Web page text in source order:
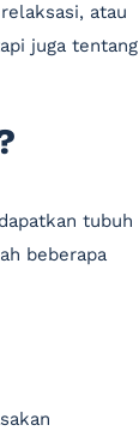
atau
juga tentang
tubuh
beberapa